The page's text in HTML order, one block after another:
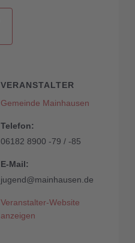
VERANSTALTER
Gemeinde Mainhausen
Telefon:
06182 8900 -79 / -85
E-Mail:
jugend@mainhausen.de
Veranstalter-Website
anzeigen